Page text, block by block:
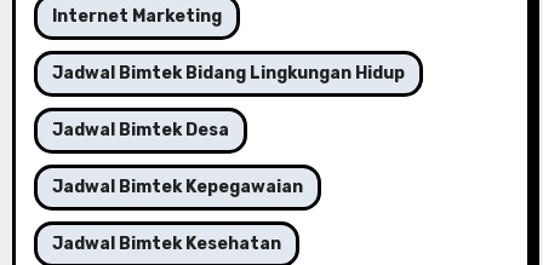
Internet Marketing
Jadwal Bimtek Bidang Lingkungan Hidup
Jadwal Bimtek Desa
Jadwal Bimtek Kepegawaian
Jadwal Bimtek Kesehatan